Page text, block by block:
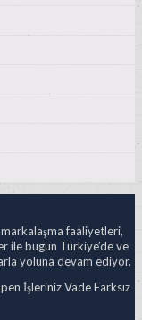
faaliyetleri,
ile bugün Türkiye’de ve
yoluna devam ediyor.
İşleriniz Vade Farksız